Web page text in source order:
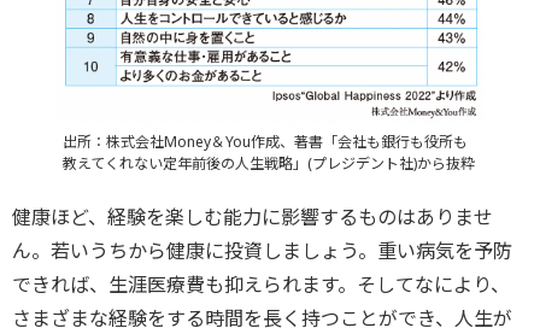
出所：株式会社Money＆You作成、著書「会社も銀行も役所も
教えてくれない定年前後の人生戦略」(プレジデント社)から抜粋
健康ほど、経験を楽しむ能力に影響するものはありませ
ん。若いうちから健康に投資しましょう。重い病気を予防
できれば、生涯医療費も抑えられます。そしてなにより、
さまざまな経験をする時間を長く持つことができ、人生が